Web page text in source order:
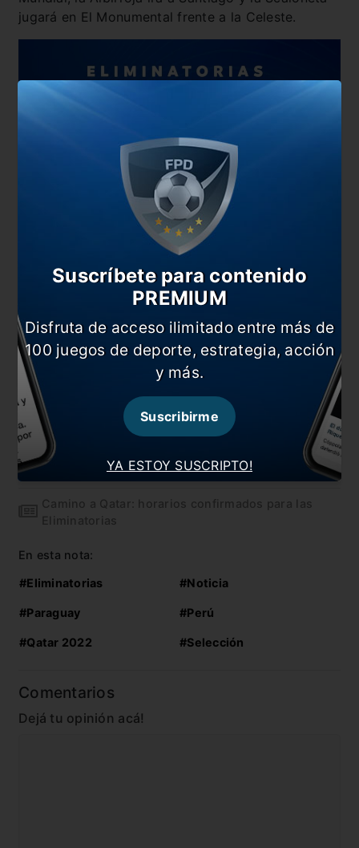
jugará en El Monumental frente a la Celeste.
El periplo terminará el 14/10 así: Colombia vs
Ecuador; Bolivia vs Paraguay; Argentina vs Perú;
Brasil vs Uruguay y Chile vs Venezuela.
También te puede interesar
Conmebol confirmó cómo y cuándo se jugarán las
Eliminatorias
Así quedaron las Eliminatorias tras cuatro fechas
Scaloni dio la lista para las Eliminatorias
Camino a Qatar: horarios confirmados para las
Eliminatorias
En esta nota:
#Eliminatorias #Noticia
#Paraguay #Perú
#Qatar 2022 #Selección
Comentarios
Dejá tu opinión acá!
YA ESTOY SUSCRIPTO!
Suscríbete para contenido
PREMIUM
Disfruta de acceso ilimitado entre más de
100 juegos de deporte, estrategia, acción
y más.
Suscribirme